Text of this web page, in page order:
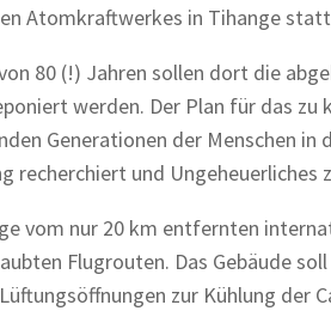
Atomkraftwerkes in Tihange
80 (!) Jahren sollen dort die
werden. Der Plan für das
Generationen der Menschen
recherchiert und Ungeheuerliches
vom nur 20 km entfernten
Flugrouten. Das Gebäude
zur Kühlung